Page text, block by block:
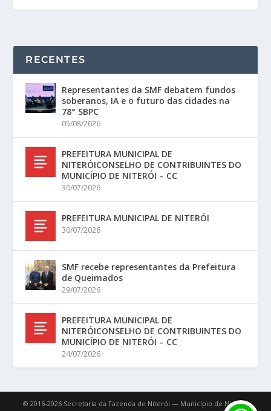
RECENTES
Representantes da SMF debatem fundos
soberanos, IA e o futuro das cidades na
78° SBPC
05/08/2026
PREFEITURA MUNICIPAL DE
NITERÓICONSELHO DE CONTRIBUINTES DO
MUNICÍPIO DE NITERÓI – CC
30/07/2026
PREFEITURA MUNICIPAL DE NITERÓI
30/07/2026
SMF recebe representantes da Prefeitura
de Queimados
29/07/2026
PREFEITURA MUNICIPAL DE
NITERÓICONSELHO DE CONTRIBUINTES DO
MUNICÍPIO DE NITERÓI – CC
24/07/2026
© 2016-2026 Secretaria da Fazenda de Niterói — Município de Niterói.